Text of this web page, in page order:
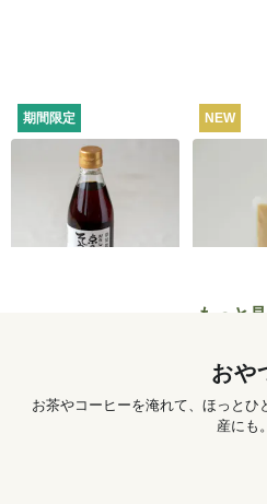
期間限定
うね乃そうめんつゆ
（ストレートタイ
プ）365ml
NEW
もっと
おや
お茶やコーヒーを淹れて、ほっとひ
産にも。